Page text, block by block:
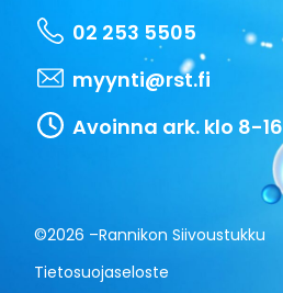
02 253 5505
myynti@rst.fi
Avoinna ark. klo 8-16
©2026 –Rannikon Siivoustukku
Tietosuojaseloste